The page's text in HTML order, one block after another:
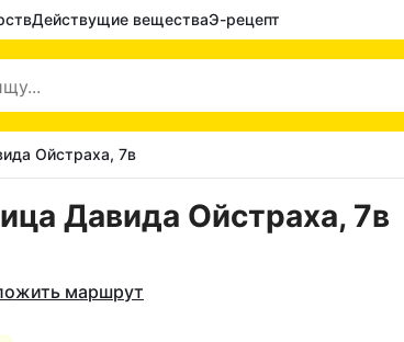
Действущие веществаЭ-рецепт
Ойстраха, 7в
Давида Ойстраха, 7в
маршрут